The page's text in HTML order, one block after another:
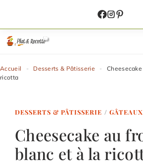
contenu
Accueil - Desserts & Pâtisserie -
ricotta
DESSERTS & PÂTISSERIE /
Cheesecake au
blanc et à la